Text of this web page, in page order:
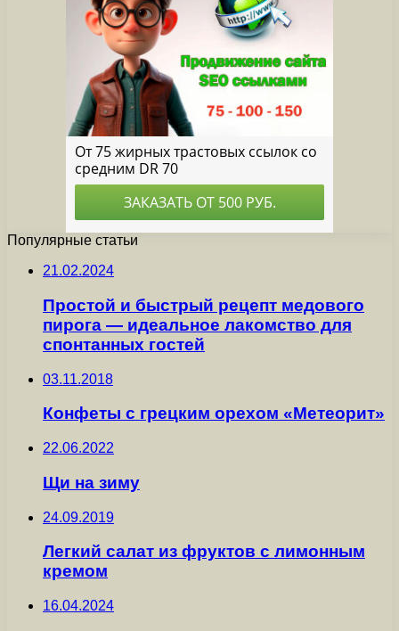
Популярные статьи
21.02.2024
Простой и быстрый рецепт медового
пирога — идеальное лакомство для
спонтанных гостей
03.11.2018
Конфеты с грецким орехом «Метеорит»
22.06.2022
Щи на зиму
24.09.2019
Легкий салат из фруктов с лимонным
кремом
16.04.2024